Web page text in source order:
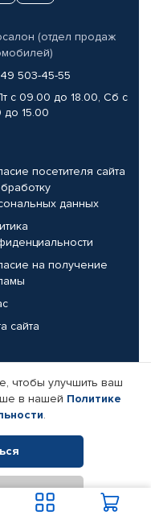
(отдел продаж
503-45-55
с 09.00 до 18.00, Сб с
до 15.00
посетителя сайта
данных
на получение
сайта
компании
защищены.
Автопрофи.
чтобы улучшить ваш
в нашей Политике
.
В корзину